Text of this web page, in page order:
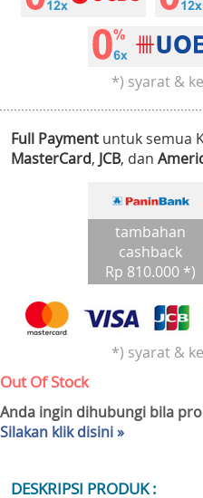
*) syarat &
Full Payment untuk semua
MasterCard, JCB, dan
tambahan
cashback
Rp 810.000 *)
*) syarat &
Out Of Stock
Anda ingin dihubungi bila
Silakan klik disini »
DESKRIPSI PRODUK :